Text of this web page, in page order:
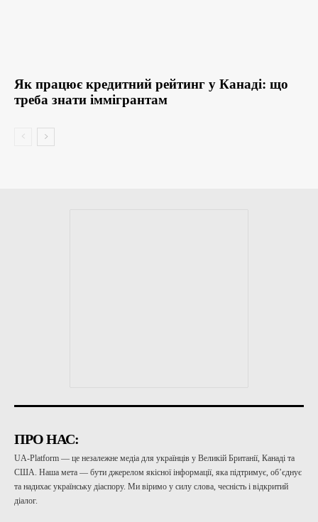
Як працює кредитний рейтинг у Канаді: що
треба знати іммігрантам
ПРО НАС:
UA-Platform — це незалежне медіа для українців у Великій Британії, Канаді та
США. Наша мета — бути джерелом якісної інформації, яка підтримує, об’єднує
та надихає українську діаспору. Ми віримо у силу слова, чесність і відкритий
діалог.